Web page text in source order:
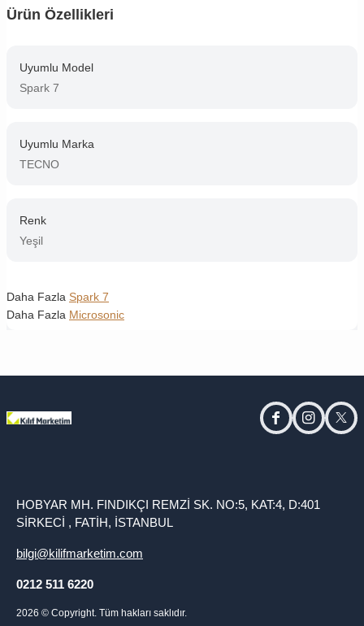
Ürün Özellikleri
Uyumlu Model
Spark 7
Uyumlu Marka
TECNO
Renk
Yeşil
Daha Fazla Spark 7
Daha Fazla Microsonic
facebookinstagram
HOBYAR MH. FINDIKÇI REMZİ SK. NO:5, KAT:4, D:401
SİRKECİ , FATİH, İSTANBUL
bilgi@kilifmarketim.com
0212 511 6220
2026 © Copyright. Tüm hakları saklıdır.